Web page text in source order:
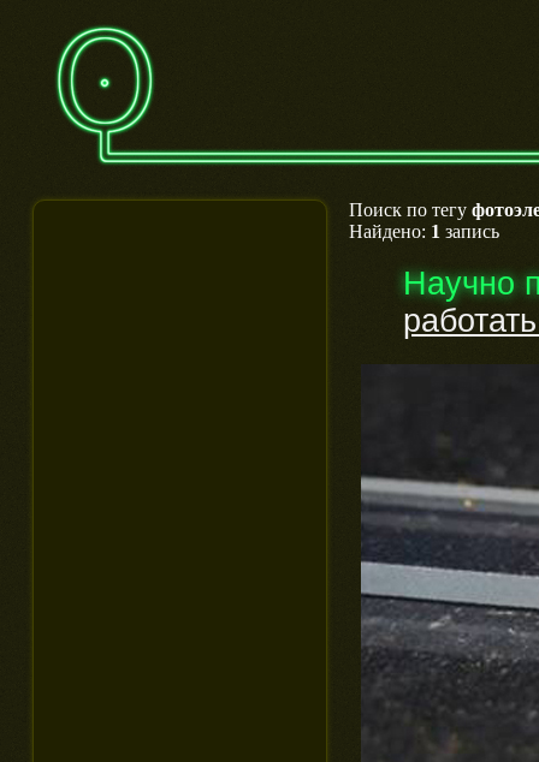
Поиск по тегу
Найдено: 1 запись
Научно